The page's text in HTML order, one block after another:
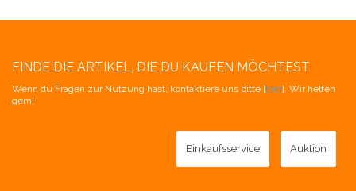
FINDE DIE ARTIKEL, DIE DU KAUFEN MÖCHTEST
Wenn du Fragen zur Nutzung hast, kontaktiere uns bitte [hier]. Wir helfen
gern!
Einkaufsservice Auktion